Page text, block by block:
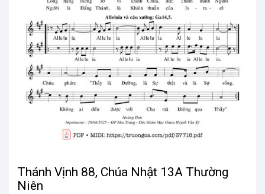
Thánh Vịnh 88, Chúa Nhật 13A Thường
Niên